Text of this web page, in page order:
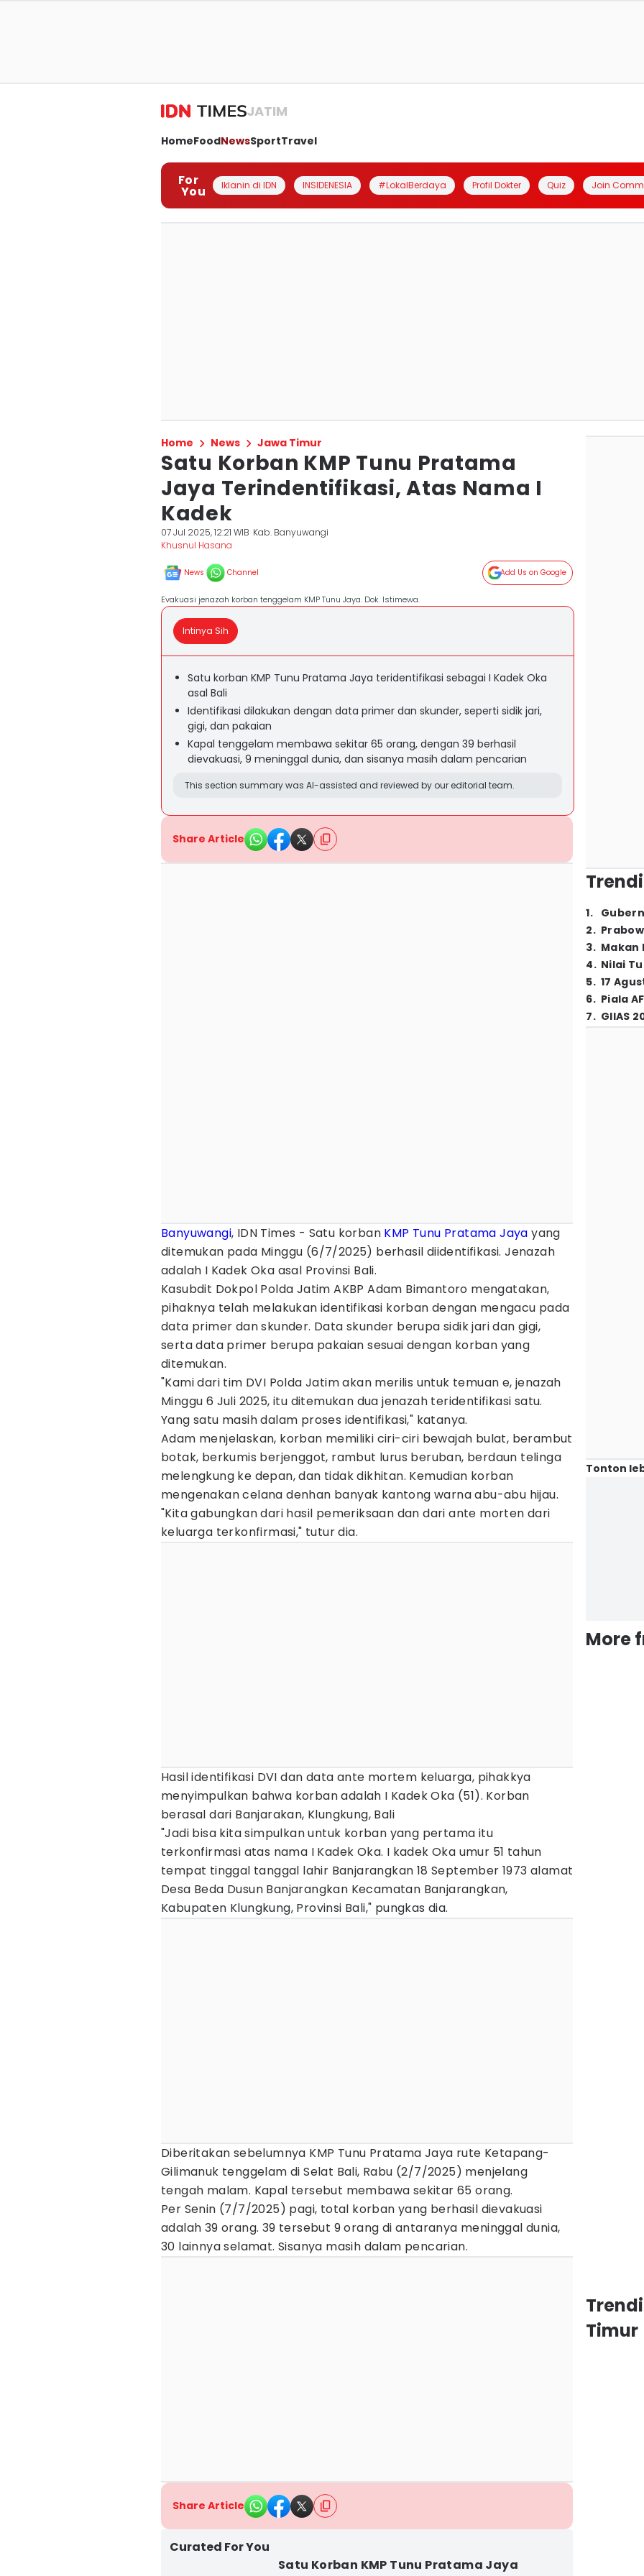
JATIM
HomeFoodNewsSportTravel
For
You Iklanin di IDN INSIDENESIA #LokalBerdaya Profil Dokter Quiz Join
Home News Jawa Timur
Satu Korban KMP Tunu Pratama
Jaya Terindentifikasi, Atas Nama I
Kadek
07 Jul 2025, 12:21 WIB Kab. Banyuwangi
Khusnul Hasana
News Channel Add Us on Google
Evakuasi jenazah korban tenggelam KMP Tunu Jaya. Dok. Istimewa.
Intinya Sih
Satu korban KMP Tunu Pratama Jaya teridentifikasi sebagai I Kadek Oka
asal Bali
Identifikasi dilakukan dengan data primer dan skunder, seperti sidik jari,
gigi, dan pakaian
Kapal tenggelam membawa sekitar 65 orang, dengan 39 berhasil
dievakuasi, 9 meninggal dunia, dan sisanya masih dalam pencarian
This section summary was AI-assisted and reviewed by our editorial team.
Share Article
Banyuwangi, IDN Times - Satu korban KMP Tunu Pratama Jaya yang
ditemukan pada Minggu (6/7/2025) berhasil diidentifikasi. Jenazah
adalah I Kadek Oka asal Provinsi Bali.
Kasubdit Dokpol Polda Jatim AKBP Adam Bimantoro mengatakan,
pihaknya telah melakukan identifikasi korban dengan mengacu pada
data primer dan skunder. Data skunder berupa sidik jari dan gigi,
serta data primer berupa pakaian sesuai dengan korban yang
ditemukan.
"Kami dari tim DVI Polda Jatim akan merilis untuk temuan e, jenazah
Minggu 6 Juli 2025, itu ditemukan dua jenazah teridentifikasi satu.
Yang satu masih dalam proses identifikasi," katanya.
Adam menjelaskan, korban memiliki ciri-ciri bewajah bulat, berambut
botak, berkumis berjenggot, rambut lurus beruban, berdaun telinga
melengkung ke depan, dan tidak dikhitan. Kemudian korban
mengenakan celana denhan banyak kantong warna abu-abu hijau.
"Kita gabungkan dari hasil pemeriksaan dan dari ante morten dari
keluarga terkonfirmasi," tutur dia.
Hasil identifikasi DVI dan data ante mortem keluarga, pihakkya
menyimpulkan bahwa korban adalah I Kadek Oka (51). Korban
berasal dari Banjarakan, Klungkung, Bali
"Jadi bisa kita simpulkan untuk korban yang pertama itu
terkonfirmasi atas nama I Kadek Oka. I kadek Oka umur 51 tahun
tempat tinggal tanggal lahir Banjarangkan 18 September 1973 alamat
Desa Beda Dusun Banjarangkan Kecamatan Banjarangkan,
Kabupaten Klungkung, Provinsi Bali," pungkas dia.
Diberitakan sebelumnya KMP Tunu Pratama Jaya rute Ketapang-
Gilimanuk tenggelam di Selat Bali, Rabu (2/7/2025) menjelang
tengah malam. Kapal tersebut membawa sekitar 65 orang.
Per Senin (7/7/2025) pagi, total korban yang berhasil dievakuasi
adalah 39 orang. 39 tersebut 9 orang di antaranya meninggal dunia,
30 lainnya selamat. Sisanya masih dalam pencarian.
Share Article
Curated For You
Satu Korban KMP Tunu Pratama Jaya
1.
2.
3. Makan
4. Nilai
5. 17
6. Piala
7. GIIAS
Tonton
More
Timur